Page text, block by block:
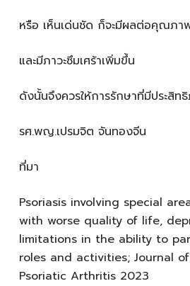
หรือ เห็นเด่นชัด ก็จะมีผลต่อคุณภา
และมีภาวะซึมเศร้าเพิ่มขึ้น
ดังนั้นจึงควรให้การรักษาที่มีประสิท
รศ.พญ.เปรมจิต จันทองจีน
ที่มา
Psoriasis involving special
with worse quality of life,
limitations in the ability to
roles and activities; Journal
Psoriatic Arthritis 2023